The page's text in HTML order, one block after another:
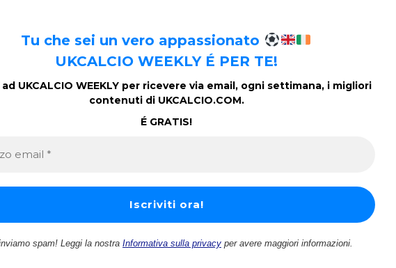
Tu che sei un vero appassionato
UKCALCIO WEEKLY É PER TE!
UKCALCIO WEEKLY per ricevere via email, ogni settimana, i migliori
contenuti di UKCALCIO.COM.
É GRATIS!
spam! Leggi la nostra Informativa sulla privacy per avere maggiori informazioni.